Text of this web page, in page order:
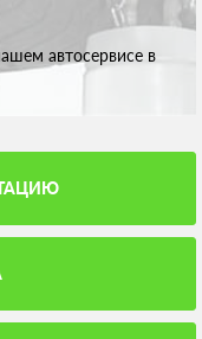
автосервисе в